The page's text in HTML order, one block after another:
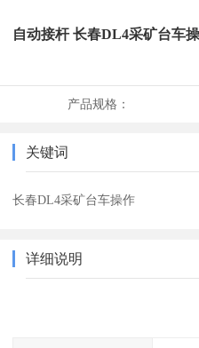
自动接杆 长春DL4采矿台车
产品规格：
关键词
长春DL4采矿台车操作
详细说明